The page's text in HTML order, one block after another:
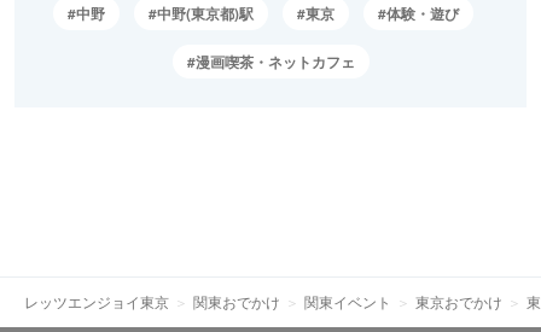
中野 中野(東京都)駅 東京 体験・遊び
漫画喫茶・ネットカフェ
レッツエンジョイ東京 関東おでかけ 関東イベント 東京おでかけ